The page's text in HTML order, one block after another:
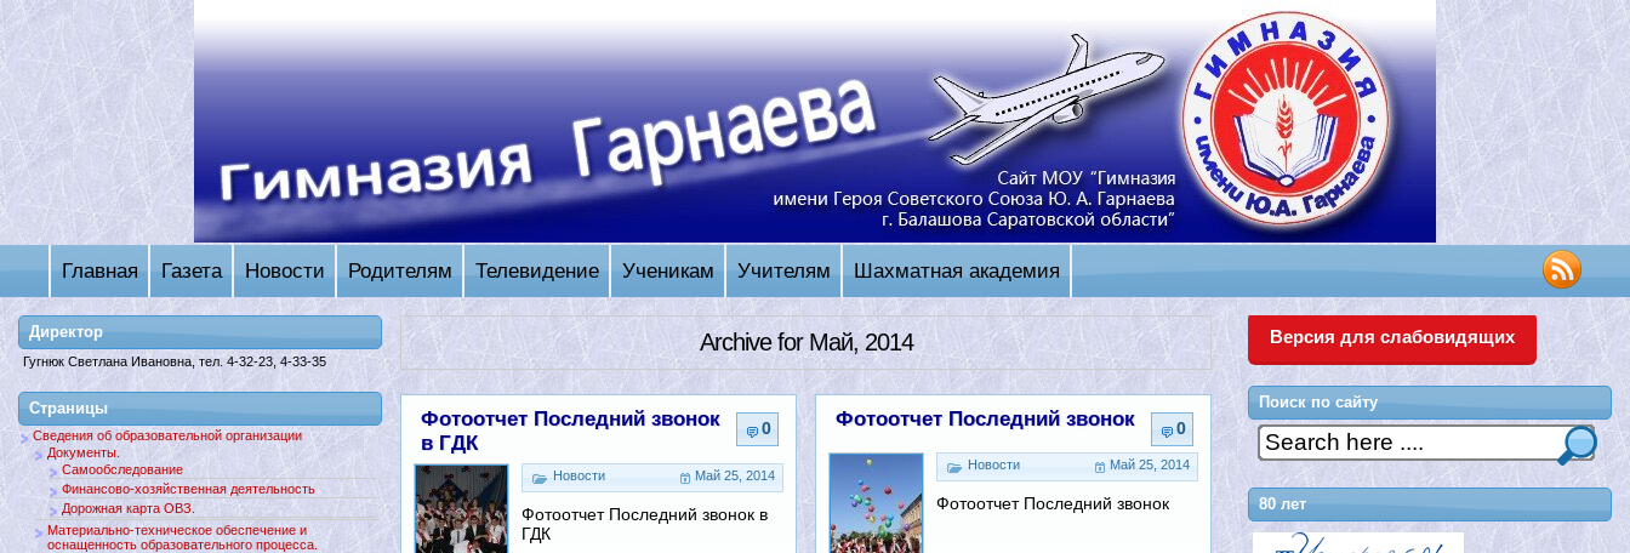
Главная Газета Новости Родителям Телевидение Ученикам Учителям Шахматная академия
Archive for Май, 2014
0
Фотоотчет Последний звонок
в ГДК
Май 25, 2014
Новости
Фотоотчет Последний звонок в
ГДК
0
Фотоотчет Последний звонок
Май 25, 2014
Новости
Фотоотчет Последний звонок
Директор
Гугнюк Светлана Ивановна, тел. 4-32-23, 4-33-35
Страницы
Сведения об образовательной организации
Документы.
Самообследование
Финансово-хозяйственная деятельность
Дорожная карта ОВЗ.
Материально-техническое обеспечение и
оснащенность образовательного процесса.
Версия для слабовидящих
Поиск по сайту
80 лет